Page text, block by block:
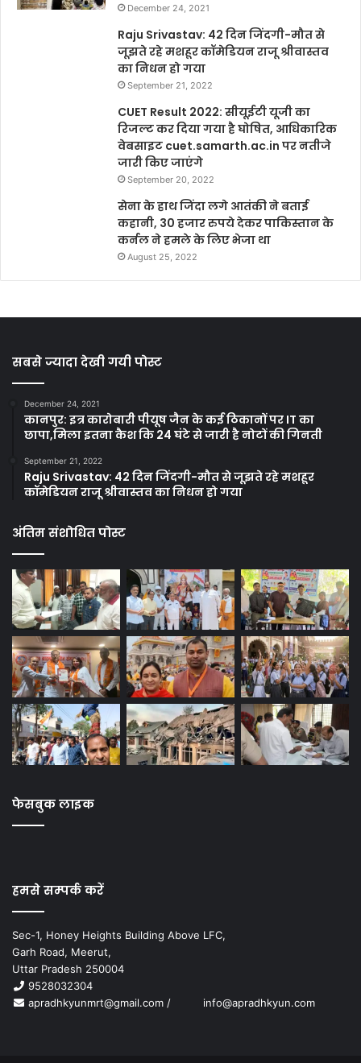
December 24, 2021
Raju Srivastav: 42 दिन जिंदगी-मौत से
जूझते रहे मशहूर कॉमेडियन राजू श्रीवास्तव
का निधन हो गया
September 21, 2022
CUET Result 2022: सीयूईटी यूजी का
रिजल्ट कर दिया गया है घोषित, आधिकारिक
वेबसाइट cuet.samarth.ac.in पर नतीजे
जारी किए जाएंगे
September 20, 2022
सेना के हाथ जिंदा लगे आतंकी ने बताई
कहानी, 30 हजार रुपये देकर पाकिस्तान के
कर्नल ने हमले के लिए भेजा था
August 25, 2022
सबसे ज्यादा देखी गयी पोस्ट
December 24, 2021
कानपुर: इत्र कारोबारी पीयूष जैन के कई ठिकानों पर IT का
छापा,मिला इतना कैश कि 24 घंटे से जारी है नोटों की गिनती
September 21, 2022
Raju Srivastav: 42 दिन जिंदगी-मौत से जूझते रहे मशहूर
कॉमेडियन राजू श्रीवास्तव का निधन हो गया
अंतिम संशोधित पोस्ट
फेसबुक लाइक
हमसे सम्पर्क करें
Sec-1, Honey Heights Building Above LFC,
Garh Road, Meerut,
Uttar Pradesh 250004
9528032304
apradhkyunmrt@gmail.com / info@apradhkyun.com